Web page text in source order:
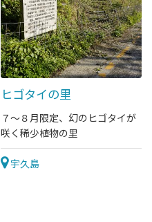
ヒゴタイの里
７～８月限定、幻のヒゴタイが
咲く稀少植物の里
宇久島